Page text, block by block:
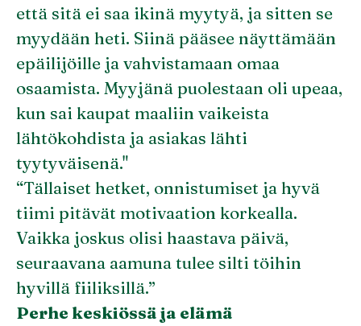
että sitä ei saa ikinä myytyä, ja sitten se
myydään heti. Siinä pääsee näyttämään
epäilijöille ja vahvistamaan omaa
osaamista. Myyjänä puolestaan oli upeaa,
kun sai kaupat maaliin vaikeista
lähtökohdista ja asiakas lähti
tyytyväisenä."
“Tällaiset hetket, onnistumiset ja hyvä
tiimi pitävät motivaation korkealla.
Vaikka joskus olisi haastava päivä,
seuraavana aamuna tulee silti töihin
hyvillä fiiliksillä.”
Perhe keskiössä ja elämä